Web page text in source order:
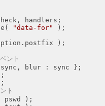
handlers;
"data-for" );
);
ント
blur : sync };
ト
pswd );